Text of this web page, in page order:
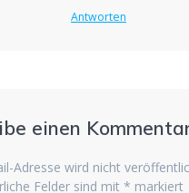
Antworten
einen
Adresse wird nicht
Felder sind mit * markiert